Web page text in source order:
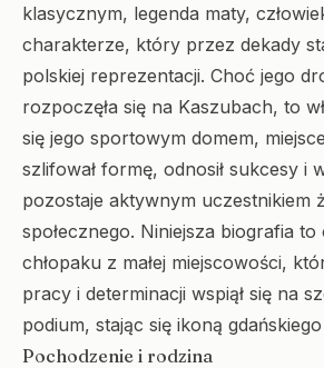
klasycznym, legenda maty,
charakterze, który przez dekady
polskiej reprezentacji. Choć jego
rozpoczęła się na Kaszubach, to
się jego sportowym domem,
szlifował formę, odnosił sukcesy i
pozostaje aktywnym uczestnikiem
społecznego. Niniejsza biografia
chłopaku z małej miejscowości,
pracy i determinacji wspiął się na
podium, stając się ikoną
Pochodzenie i rodzina